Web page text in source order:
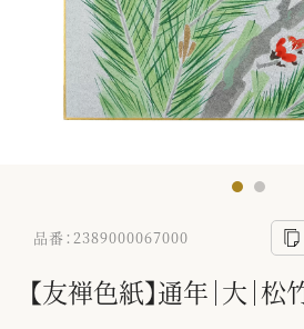
品番：2389000067000
【友禅色紙】通年｜大｜松